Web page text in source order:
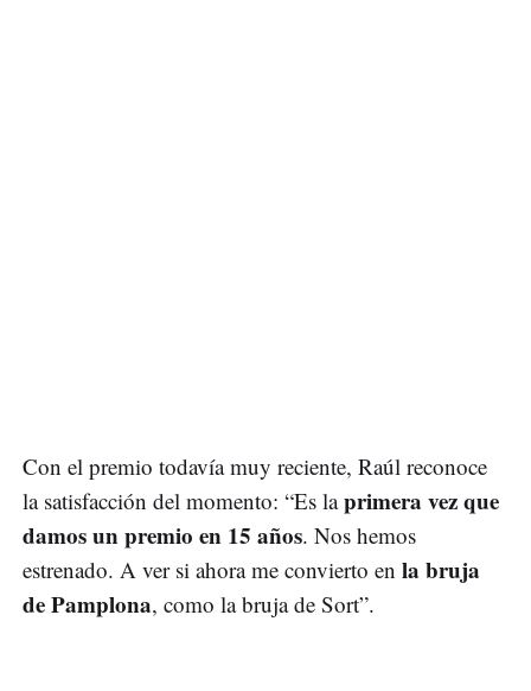
Con el premio todavía muy reciente, Raúl reconoce
la satisfacción del momento: “Es laprimera vez que
damos un premio en 15 años. Nos hemos
estrenado. A ver si ahora me convierto en la bruja
de Pamplona, como la bruja de Sort”.